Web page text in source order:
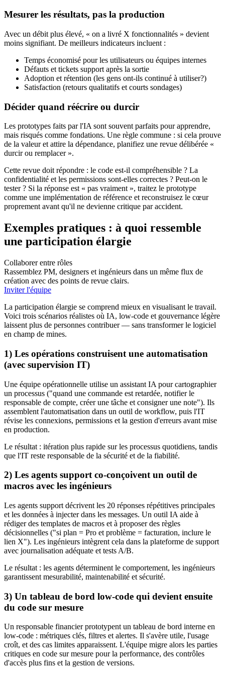
Mesurer les résultats, pas la production
Avec un débit plus élevé, « on a livré X fonctionnalités » devient
moins signifiant. De meilleurs indicateurs incluent :
Temps économisé pour les utilisateurs ou équipes internes
Défauts et tickets support après la sortie
Adoption et rétention (les gens ont-ils continué à utiliser?)
Satisfaction (retours qualitatifs et courts sondages)
Décider quand réécrire ou durcir
Les prototypes faits par l'IA sont souvent parfaits pour apprendre,
mais risqués comme fondations. Une règle commune : si cela prouve
de la valeur et attire la dépendance, planifiez une revue délibérée «
durcir ou remplacer ».
Cette revue doit répondre : le code est‑il compréhensible ? La
confidentialité et les permissions sont‑elles correctes ? Peut‑on le
tester ? Si la réponse est « pas vraiment », traitez le prototype
comme une implémentation de référence et reconstruisez le cœur
proprement avant qu'il ne devienne critique par accident.
Exemples pratiques : à quoi ressemble
une participation élargie
Collaborer entre rôles
Rassemblez PM, designers et ingénieurs dans un même flux de
création avec des points de revue clairs.
Inviter l'équipe
La participation élargie se comprend mieux en visualisant le travail.
Voici trois scénarios réalistes où IA, low‑code et gouvernance légère
laissent plus de personnes contribuer — sans transformer le logiciel
en champ de mines.
1) Les opérations construisent une automatisation
(avec supervision IT)
Une équipe opérationnelle utilise un assistant IA pour cartographier
un processus ("quand une commande est retardée, notifier le
responsable de compte, créer une tâche et consigner une note"). Ils
assemblent l'automatisation dans un outil de workflow, puis l'IT
révise les connexions, permissions et la gestion d'erreurs avant mise
en production.
Le résultat : itération plus rapide sur les processus quotidiens, tandis
que l'IT reste responsable de la sécurité et de la fiabilité.
2) Les agents support co‑conçoivent un outil de
macros avec les ingénieurs
Les agents support décrivent les 20 réponses répétitives principales
et les données à injecter dans les messages. Un outil IA aide à
rédiger des templates de macros et à proposer des règles
décisionnelles ("si plan = Pro et problème = facturation, inclure le
lien X"). Les ingénieurs intègrent cela dans la plateforme de support
avec journalisation adéquate et tests A/B.
Le résultat : les agents déterminent le comportement, les ingénieurs
garantissent mesurabilité, maintenabilité et sécurité.
3) Un tableau de bord low‑code qui devient ensuite
du code sur mesure
Un responsable financier prototypent un tableau de bord interne en
low‑code : métriques clés, filtres et alertes. Il s'avère utile, l'usage
croît, et des cas limites apparaissent. L'équipe migre alors les parties
critiques en code sur mesure pour la performance, des contrôles
d'accès plus fins et la gestion de versions.